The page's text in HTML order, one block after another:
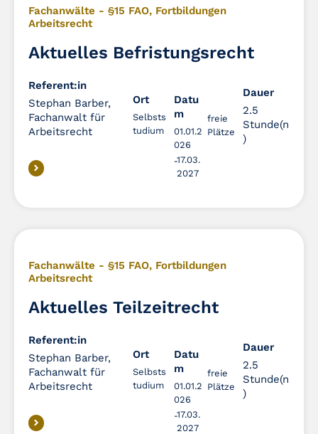
Fachanwälte - §15 FAO, Fortbildungen
Arbeitsrecht
Aktuelles Befristungsrecht
Referent:in
Stephan Barber,
Fachanwalt für
Arbeitsrecht
Ort
Selbsts
tudium
Datu
m
01.01.2
026
17.03.
2027
freie
Plätze
Dauer
2.5
Stunde(n
)
Fachanwälte - §15 FAO, Fortbildungen
Arbeitsrecht
Aktuelles Teilzeitrecht
Referent:in
Stephan Barber,
Fachanwalt für
Arbeitsrecht
Ort
Selbsts
tudium
Datu
m
01.01.2
026
17.03.
2027
freie
Plätze
Dauer
2.5
Stunde(n
)